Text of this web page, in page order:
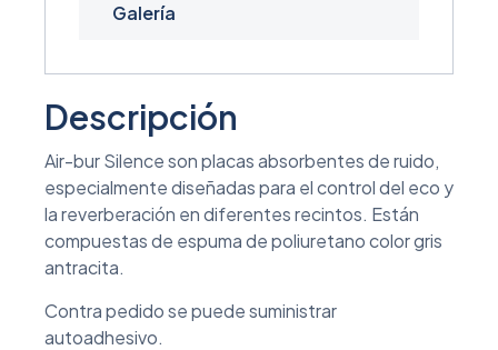
Galería
Descripción
Air-bur Silence son placas absorbentes de ruido,
especialmente diseñadas para el control del eco y
la reverberación en diferentes recintos. Están
compuestas de espuma de poliuretano color gris
antracita.
Contra pedido se puede suministrar
autoadhesivo.